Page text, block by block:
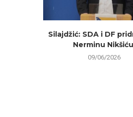
Silajdžić: SDA i DF
Nerminu
09/06/2026